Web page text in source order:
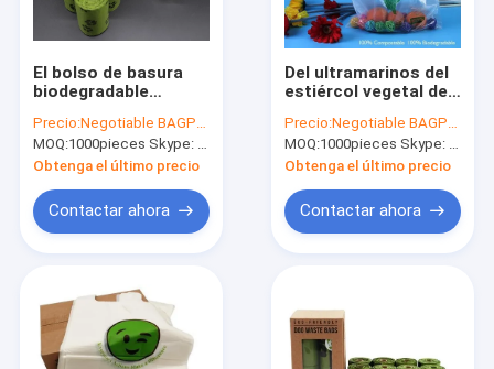
El bolso de basura
biodegradable
de basura de 64
galones, 0,9
milipulgadas, 47" W X
60" H, maicena hizo
Eco 100% amistoso
dirige
Precio:Negotiable BAGPLASTICS@YAHOO.COM
MOQ:1000pieces Skype: mydearneil
Obtenga el último precio
Contactar ahora
Del ultramarinos del
estiércol vegetal de
alimenticia
biodegradable del
PLA completamente
en rollo
Precio:Negotiable BAGPLASTICS@YAHOO.COM
MOQ:1000pieces Skype: mydearneil
Obtenga el último precio
Contactar ahora